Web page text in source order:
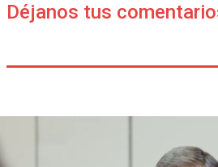
Déjanos tus